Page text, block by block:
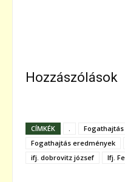
Hozzászólások
CÍMKÉK .
Fogathajtás eredmények
ifj. dobrovitz józsef
Ifj.